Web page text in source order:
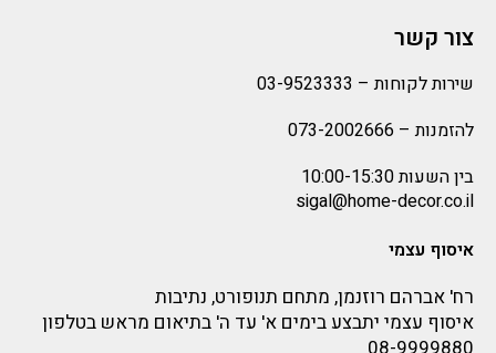
צור קשר
שירות לקוחות – 03-9523333
להזמנות – 073-2002666
בין השעות 10:00-15:30
sigal@home-decor.co.il
איסוף עצמי
רח' אברהם רוזנמן, מתחם תנופורט, נתיבות
איסוף עצמי יתבצע בימים א' עד ה' בתיאום מראש בטלפון